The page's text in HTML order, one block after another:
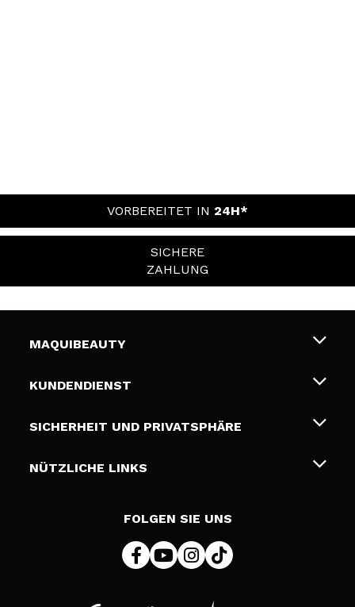
VORBEREITET IN 24H*
SICHERE
ZAHLUNG
MAQUIBEAUTY
Über uns
Geschenkkarten
KUNDENDIENST
Liefer- und Versandkosten
Zahlung
SICHERHEIT UND PRIVATSPHÄRE
Bedingungen und Datenschutz
NÜTZLICHE LINKS
FOLGEN SIE UNS